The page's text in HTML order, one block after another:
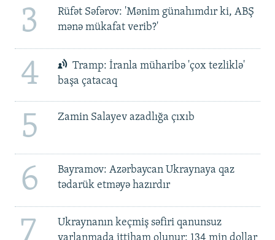
3
Rüfət Səfərov: 'Mənim günahımdır ki, ABŞ
mənə mükafat verib?'
4
Tramp: İranla müharibə 'çox tezliklə'
başa çatacaq
5 Zamin Salayev azadlığa çıxıb
6
Bayramov: Azərbaycan Ukraynaya qaz
tədarük etməyə hazırdır
7
Ukraynanın keçmiş səfiri qanunsuz